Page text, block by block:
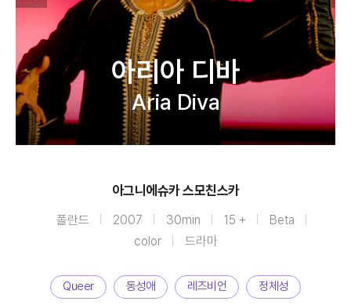
아리아 디바
Aria Diva
아그니에슈카 스모친스카
폴란드 2007 30min 15 +
Beta
color
드라마
Queer 동성애 레즈비언 정체성